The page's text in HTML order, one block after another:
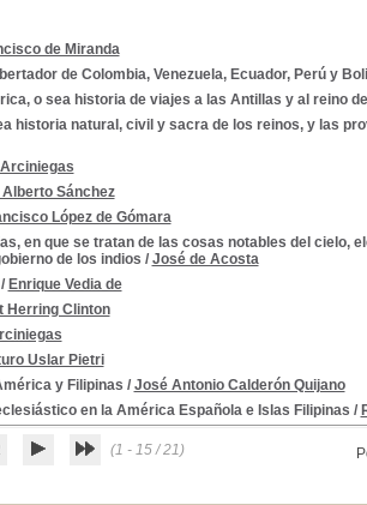
de Miranda
de Colombia, Venezuela, Ecuador, Perú y
o sea historia de viajes a las Antillas y al reino
historia natural, civil y sacra de los reinos, y las
Alberto Sánchez
López de Gómara
en que se tratan de las cosas notables del cielo,
de los indios / José de Acosta
/ Enrique Vedia de
Herring Clinton
Uslar Pietri
y Filipinas / José Antonio Calderón Quijano
en la América Española e Islas Filipinas /
(1 - 15 / 21)